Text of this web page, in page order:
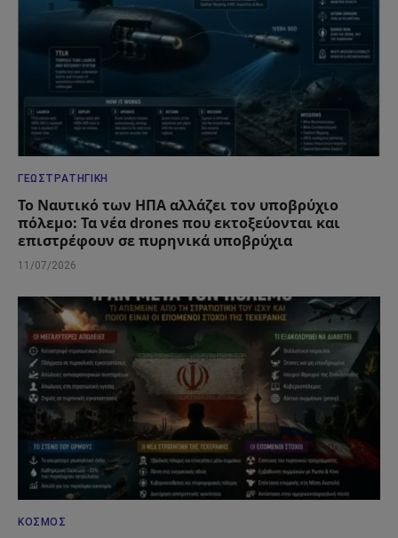
ΓΕΩΣΤΡΑΤΗΓΙΚΉ
Το Ναυτικό των ΗΠΑ αλλάζει τον υποβρύχιο
πόλεμο: Τα νέα drones που εκτοξεύονται και
επιστρέφουν σε πυρηνικά υποβρύχια
11/07/2026
ΚΌΣΜΟΣ